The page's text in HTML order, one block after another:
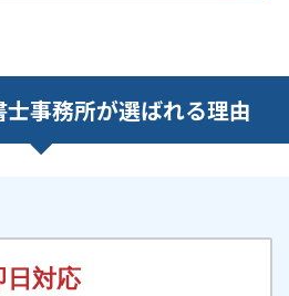
事務所が選ばれる理由
日対応